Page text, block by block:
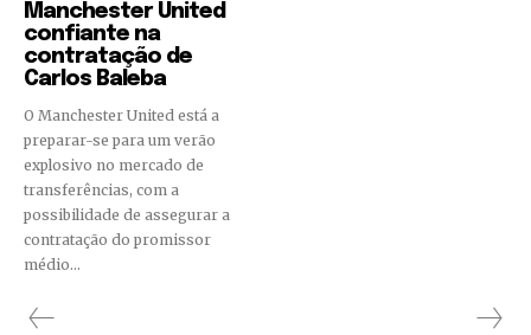
Manchester United
confiante na
contratação de
Carlos Baleba
O Manchester United está a
preparar-se para um verão
explosivo no mercado de
transferências, com a
possibilidade de assegurar a
contratação do promissor
médio...